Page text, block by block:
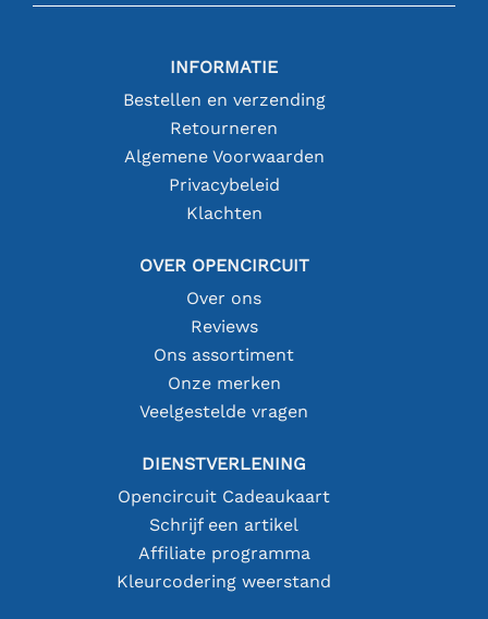
INFORMATIE
Bestellen en verzending
Retourneren
Algemene Voorwaarden
Privacybeleid
Klachten
OVER OPENCIRCUIT
Over ons
Reviews
Ons assortiment
Onze merken
Veelgestelde vragen
DIENSTVERLENING
Opencircuit Cadeaukaart
Schrijf een artikel
Affiliate programma
Kleurcodering weerstand